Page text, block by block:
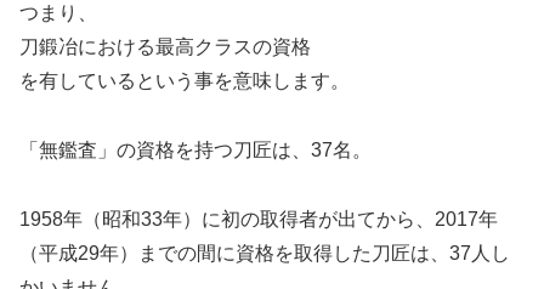
つまり、
刀鍛冶における最高クラスの資格
を有しているという事を意味します。
「無鑑査」の資格を持つ刀匠は、37名。
1958年（昭和33年）に初の取得者が出てから、2017年
（平成29年）までの間に資格を取得した刀匠は、37人し